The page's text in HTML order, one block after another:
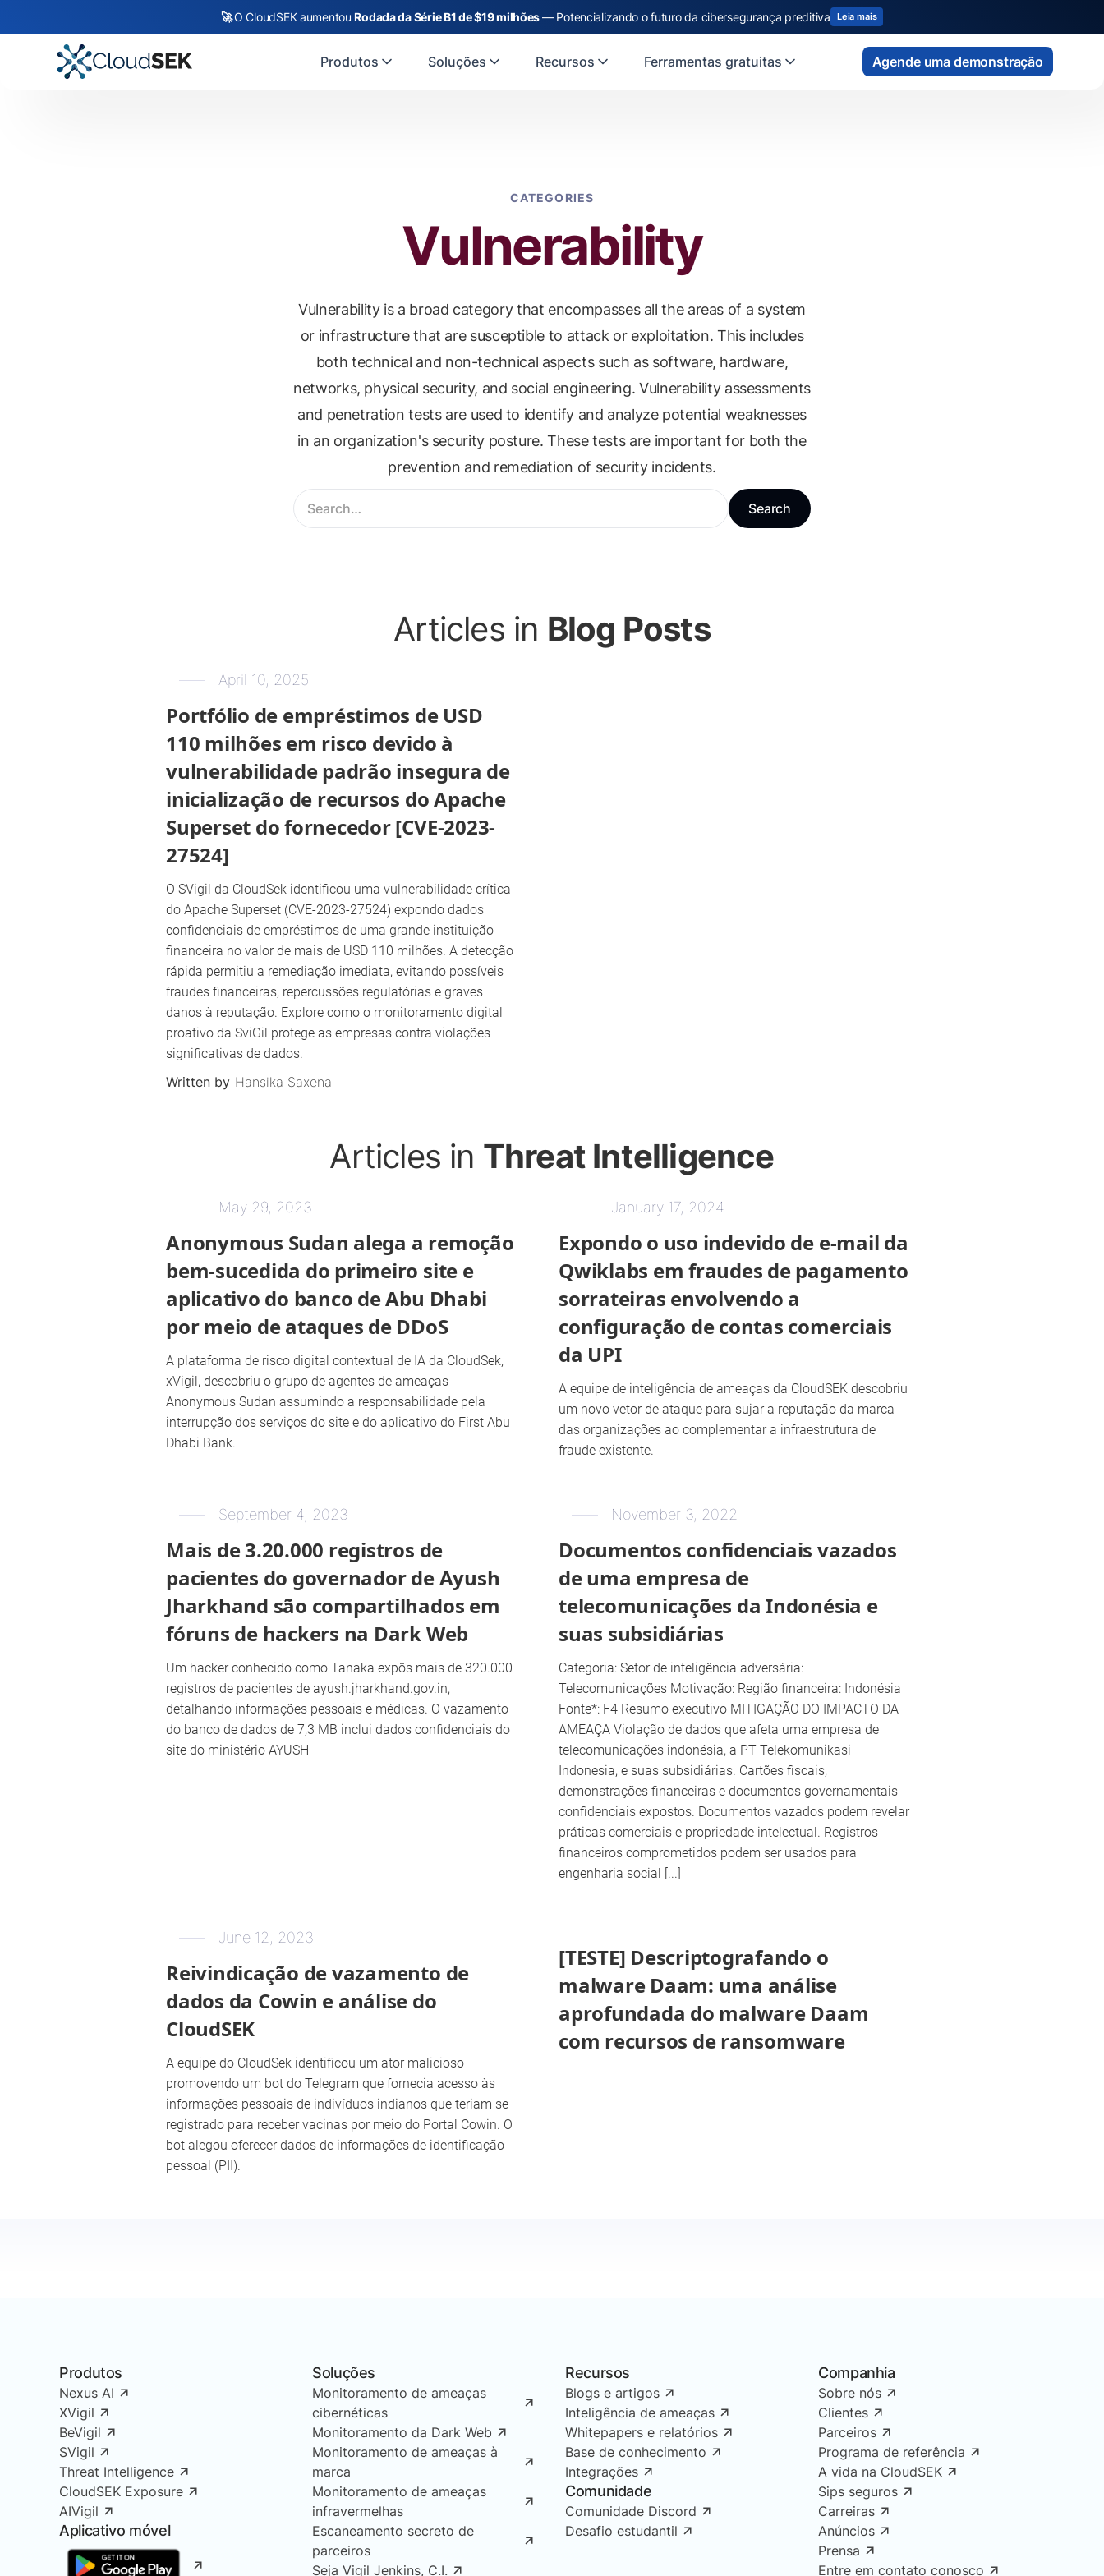
🚀O CloudSEK aumentouRodada da Série B1 de $19 milhões— Potencializando o futuro da cibersegurança preditiva Leia mais
Produtos Soluções Recursos Ferramentas gratuitas Agende uma demonstração
CATEGORIES
Vulnerability
Vulnerability is a broad category that encompasses all the areas of a system
or infrastructure that are susceptible to attack or exploitation. This includes
both technical and non-technical aspects such as software, hardware,
networks, physical security, and social engineering. Vulnerability assessments
and penetration tests are used to identify and analyze potential weaknesses
in an organization's security posture. These tests are important for both the
prevention and remediation of security incidents.
Articles in Blog Posts
April 10, 2025
Portfólio de empréstimos de USD
110 milhões em risco devido à
vulnerabilidade padrão insegura de
inicialização de recursos do Apache
Superset do fornecedor [CVE-2023-
27524]
O SVigil da CloudSek identificou uma vulnerabilidade crítica
do Apache Superset (CVE-2023-27524) expondo dados
confidenciais de empréstimos de uma grande instituição
financeira no valor de mais de USD 110 milhões. A detecção
rápida permitiu a remediação imediata, evitando possíveis
fraudes financeiras, repercussões regulatórias e graves
danos à reputação. Explore como o monitoramento digital
proativo da SviGil protege as empresas contra violações
significativas de dados.
Written by Hansika Saxena
Articles in Threat Intelligence
May 29, 2023
Anonymous Sudan alega a remoção
bem-sucedida do primeiro site e
aplicativo do banco de Abu Dhabi
por meio de ataques de DDoS
A plataforma de risco digital contextual de IA da CloudSek,
xVigil, descobriu o grupo de agentes de ameaças
Anonymous Sudan assumindo a responsabilidade pela
interrupção dos serviços do site e do aplicativo do First Abu
Dhabi Bank.
January 17, 2024
Expondo o uso indevido de e-mail da
Qwiklabs em fraudes de pagamento
sorrateiras envolvendo a
configuração de contas comerciais
da UPI
A equipe de inteligência de ameaças da CloudSEK descobriu
um novo vetor de ataque para sujar a reputação da marca
das organizações ao complementar a infraestrutura de
fraude existente.
September 4, 2023
Mais de 3.20.000 registros de
pacientes do governador de Ayush
Jharkhand são compartilhados em
fóruns de hackers na Dark Web
Um hacker conhecido como Tanaka expôs mais de 320.000
registros de pacientes de ayush.jharkhand.gov.in,
detalhando informações pessoais e médicas. O vazamento
do banco de dados de 7,3 MB inclui dados confidenciais do
site do ministério AYUSH
November 3, 2022
Documentos confidenciais vazados
de uma empresa de
telecomunicações da Indonésia e
suas subsidiárias
Categoria: Setor de inteligência adversária:
Telecomunicações Motivação: Região financeira: Indonésia
Fonte*: F4 Resumo executivo MITIGAÇÃO DO IMPACTO DA
AMEAÇA Violação de dados que afeta uma empresa de
telecomunicações indonésia, a PT Telekomunikasi
Indonesia, e suas subsidiárias. Cartões fiscais,
demonstrações financeiras e documentos governamentais
confidenciais expostos. Documentos vazados podem revelar
práticas comerciais e propriedade intelectual. Registros
financeiros comprometidos podem ser usados para
engenharia social [...]
June 12, 2023
Reivindicação de vazamento de
dados da Cowin e análise do
CloudSEK
A equipe do CloudSek identificou um ator malicioso
promovendo um bot do Telegram que fornecia acesso às
informações pessoais de indivíduos indianos que teriam se
registrado para receber vacinas por meio do Portal Cowin. O
bot alegou oferecer dados de informações de identificação
pessoal (PII).
[TESTE] Descriptografando o
malware Daam: uma análise
aprofundada do malware Daam
com recursos de ransomware
Produtos
Nexus AI
XVigil
BeVigil
SVigil
Threat Intelligence
CloudSEK Exposure
AIVigil
Aplicativo móvel
Soluções
Monitoramento de ameaças
cibernéticas
Monitoramento da Dark Web
Monitoramento de ameaças à
marca
Monitoramento de ameaças
infravermelhas
Escaneamento secreto de
parceiros
Seja Vigil Jenkins, C.I.
Recursos
Blogs e artigos
Inteligência de ameaças
Whitepapers e relatórios
Base de conhecimento
Integrações
Comunidade
Comunidade Discord
Desafio estudantil
Companhia
Sobre nós
Clientes
Parceiros
Programa de referência
A vida na CloudSEK
Sips seguros
Carreiras
Anúncios
Prensa
Entre em contato conosco